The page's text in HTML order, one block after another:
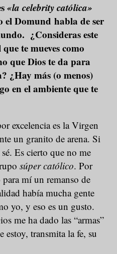
«la celebrity católica»
el Domund habla de ser
¿Consideras este
te mueves como
que Dios te da para
¿Hay más (o menos)
en el ambiente que te
excelencia es la Virgen
un granito de arena. Si
Es cierto que no me
súper católico. Por
mí un remanso de
había mucha gente
yo, y eso es un gusto.
me ha dado las “armas”
estoy, transmita la fe, su